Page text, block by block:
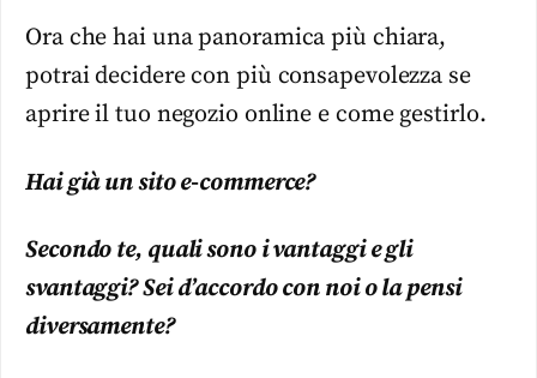
Ora che hai una panoramica più chiara,
potrai decidere con più consapevolezza se
aprire il tuo negozio online e come gestirlo.
Hai già un sito e-commerce?
Secondo te, quali sono i vantaggi e gli
svantaggi? Sei d’accordo con noi o la pensi
diversamente?